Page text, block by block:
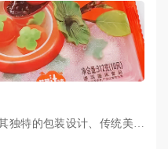
独特的包装设计、传统美味